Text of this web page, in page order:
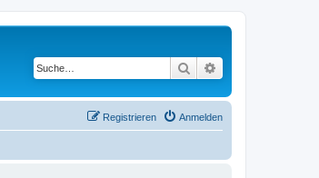
Suche
Anmelden
Registrieren